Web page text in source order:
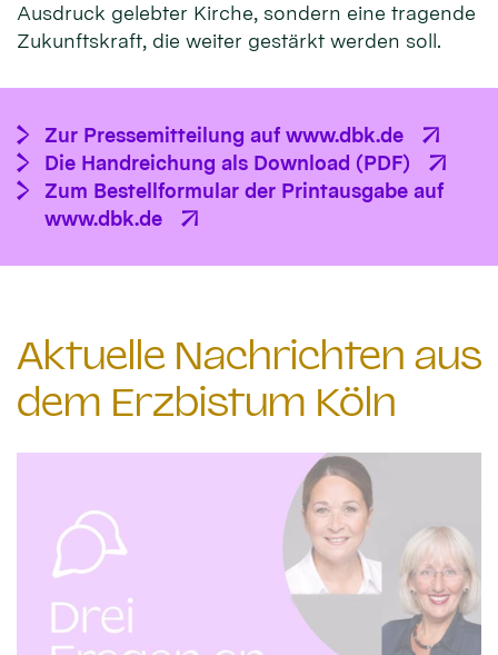
Ausdruck gelebter Kirche, sondern eine tragende
Zukunftskraft, die weiter gestärkt werden soll.
Zur Pressemitteilung auf www.dbk.de
Die Handreichung als Download (PDF)
Zum Bestellformular der Printausgabe auf
www.dbk.de
Aktuelle Nachrichten aus
dem Erzbistum Köln